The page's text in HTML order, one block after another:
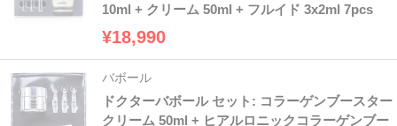
10ml + クリーム 50ml + フルイド 3x2ml 7pcs
¥18,990
バボール
ドクターバボール セット: コラーゲンブースター
クリーム 50ml + ヒアルロニックコラーゲンブー